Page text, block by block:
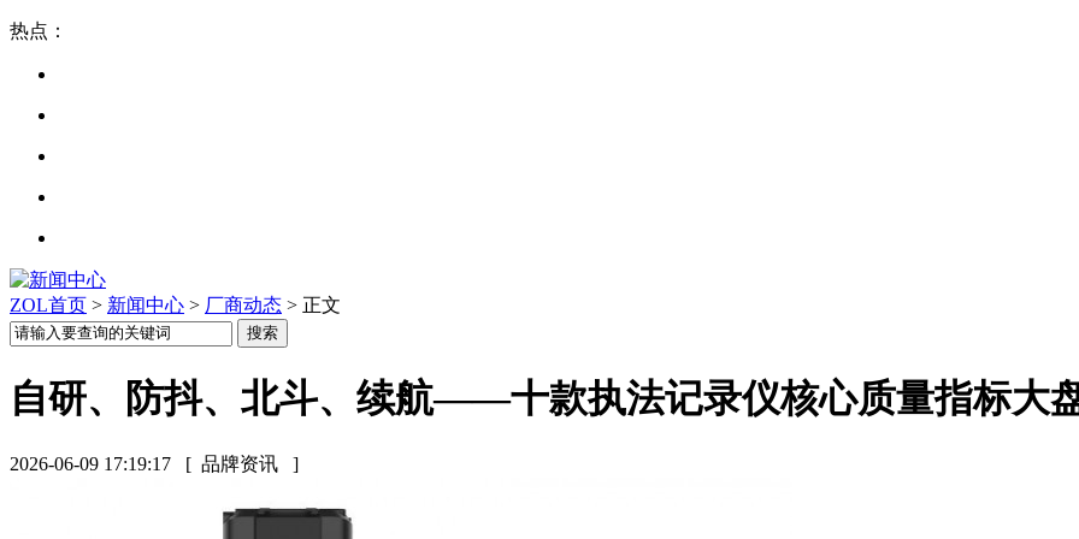
热点：
ZOL首页 > 新闻中心 > 厂商动态 > 正文
自研、防抖、北斗、续航——十款执法记录仪核心质量指标大
2026-06-09 17:19:17 [ 品牌资讯 ]